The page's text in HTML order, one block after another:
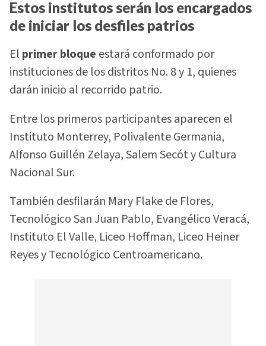
Estos institutos serán los encargados
de iniciar los desfiles patrios
El primer bloque estará conformado por
instituciones de los distritos No. 8 y 1, quienes
darán inicio al recorrido patrio.
Entre los primeros participantes aparecen el
Instituto Monterrey, Polivalente Germania,
Alfonso Guillén Zelaya, Salem Secót y Cultura
Nacional Sur.
También desfilarán Mary Flake de Flores,
Tecnológico San Juan Pablo, Evangélico Veracá,
Instituto El Valle, Liceo Hoffman, Liceo Heiner
Reyes y Tecnológico Centroamericano.